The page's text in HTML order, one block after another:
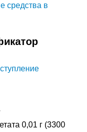
средства в
0,01 г (3300